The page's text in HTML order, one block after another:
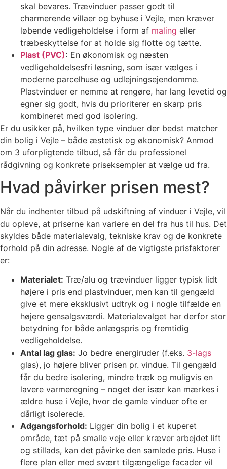
skal bevares. Trævinduer passer godt til
charmerende villaer og byhuse i Vejle, men kræver
løbende vedligeholdelse i form af maling eller
træbeskyttelse for at holde sig flotte og tætte.
Plast (PVC): En økonomisk og næsten
vedligeholdelsesfri løsning, som især vælges i
moderne parcelhuse og udlejningsejendomme.
Plastvinduer er nemme at rengøre, har lang levetid og
egner sig godt, hvis du prioriterer en skarp pris
kombineret med god isolering.
Er du usikker på, hvilken type vinduer der bedst matcher
din bolig i Vejle – både æstetisk og økonomisk? Anmod
om 3 uforpligtende tilbud, så får du professionel
rådgivning og konkrete priseksempler at vælge ud fra.
Hvad påvirker prisen mest?
Når du indhenter tilbud på udskiftning af vinduer i Vejle, vil
du opleve, at priserne kan variere en del fra hus til hus. Det
skyldes både materialevalg, tekniske krav og de konkrete
forhold på din adresse. Nogle af de vigtigste prisfaktorer
er:
Materialet: Træ/alu og trævinduer ligger typisk lidt
højere i pris end plastvinduer, men kan til gengæld
give et mere eksklusivt udtryk og i nogle tilfælde en
højere gensalgsværdi. Materialevalget har derfor stor
betydning for både anlægspris og fremtidig
vedligeholdelse.
Antal lag glas: Jo bedre energiruder (f.eks. 3-lags
glas), jo højere bliver prisen pr. vindue. Til gengæld
får du bedre isolering, mindre træk og muligvis en
lavere varmeregning – noget der især kan mærkes i
ældre huse i Vejle, hvor de gamle vinduer ofte er
dårligt isolerede.
Adgangsforhold: Ligger din bolig i et kuperet
område, tæt på smalle veje eller kræver arbejdet lift
og stillads, kan det påvirke den samlede pris. Huse i
flere plan eller med svært tilgængelige facader vil